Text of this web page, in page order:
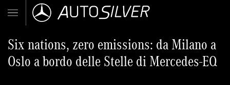
Six nations, zero emissions: da Milano a
Oslo a bordo delle Stelle di Mercedes-EQ